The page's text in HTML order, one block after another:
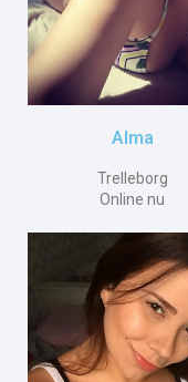
Alma
Trelleborg
Online nu